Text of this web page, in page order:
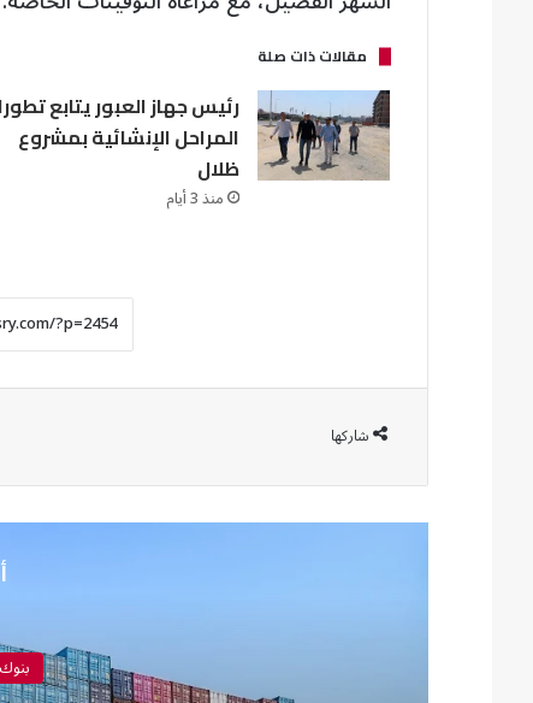
مقالات ذات صلة
رئيس جهاز العبور يتابع
المراحل الإنشائية بمشروع
ظلال
منذ 3 أيام
شاركها